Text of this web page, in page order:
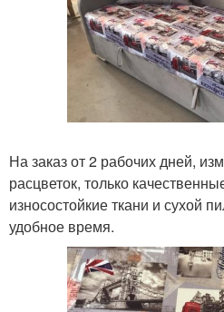
На заказ от 2 рабочих дней,
расцветок, только
износостойкие ткани и сухой
удобное время.